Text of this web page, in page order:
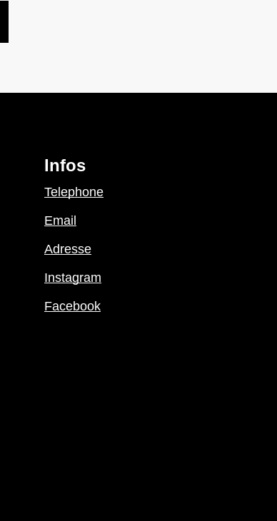
Infos
Telephone
Email
Adresse
Instagram
Facebook